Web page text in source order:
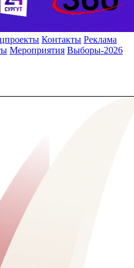
Контакты Реклама
Мероприятия Выборы-2026